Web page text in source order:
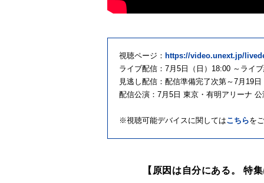
視聴ページ： https://video.unext.jp/
ライブ配信：7月5日（日）18:00 ～ライ
見逃し配信：配信準備完了次第～7月19
配信公演：7月5日 東京・有明アリーナ 公
※視聴可能デバイスに関してはこちらを
【原因は自分にある。 特